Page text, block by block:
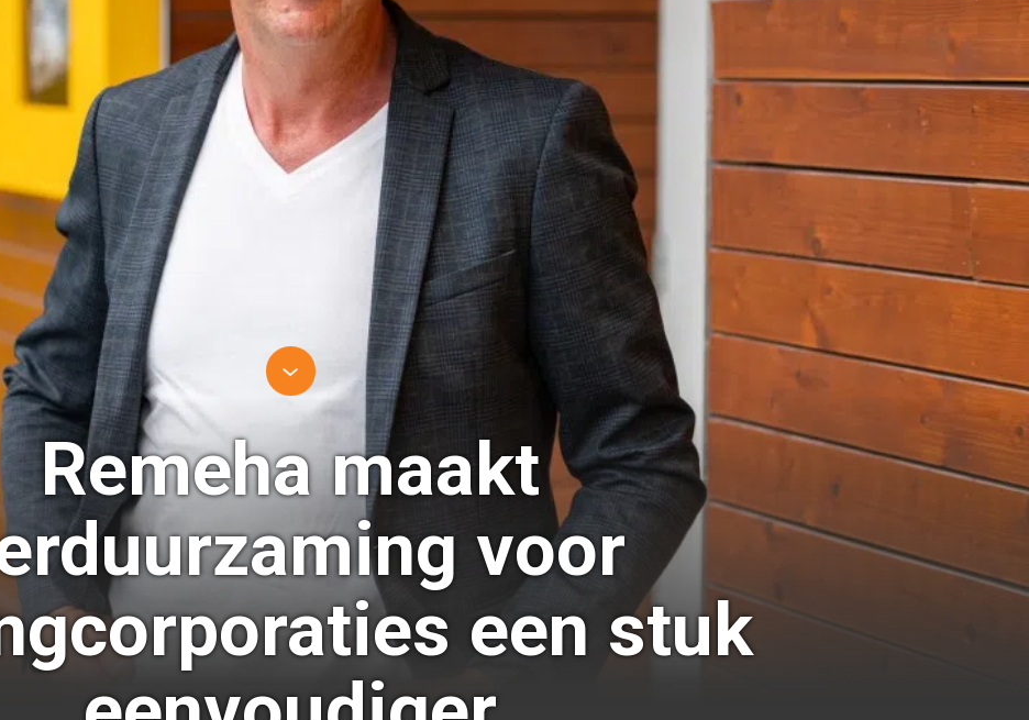
Remeha maakt
voor
een stuk